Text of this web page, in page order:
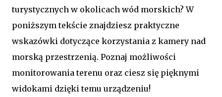
turystycznych w okolicach wód morskich? W
poniższym tekście znajdziesz praktyczne
wskazówki dotyczące korzystania z kamery nad
morską przestrzenią. Poznaj możliwości
monitorowania terenu oraz ciesz się pięknymi
widokami dzięki temu urządzeniu!